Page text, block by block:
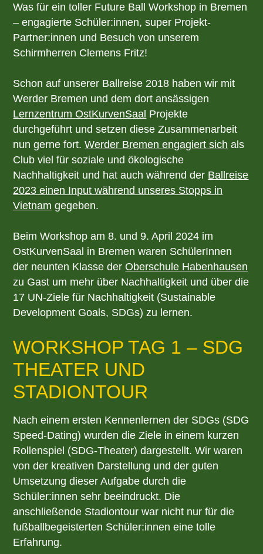
Was für ein toller Future Ball Workshop in Bremen
– engagierte Schüler:innen, super Projekt-
Partner:innen und Besuch von unserem
Schirmherren Clemens Fritz!
Schon auf unserer Ballreise 2018 haben wir mit
Werder Bremen und dem dort ansässigen
Lernzentrum OstKurvenSaal Projekte
durchgeführt und setzen diese Zusammenarbeit
nun gerne fort.Werder Bremen engagiert sich als
Club viel für soziale und ökologische
Nachhaltigkeit und hat auch während der Ballreise
2023 einen Input während unseres Stopps in
Vietnam gegeben.
Beim Workshop am 8. und 9. April 2024 im
OstKurvenSaal in Bremen waren SchülerInnen
der neunten Klasse der Oberschule Habenhausen
zu Gast um mehr über Nachhaltigkeit und über die
17 UN-Ziele für Nachhaltigkeit (Sustainable
Development Goals, SDGs) zu lernen.
WORKSHOP TAG 1 – SDG
THEATER UND
STADIONTOUR
Nach einem ersten Kennenlernen der SDGs (SDG
Speed-Dating) wurden die Ziele in einem kurzen
Rollenspiel (SDG-Theater) dargestellt. Wir waren
von der kreativen Darstellung und der guten
Umsetzung dieser Aufgabe durch die
Schüler:innen sehr beeindruckt. Die
anschließende Stadiontour war nicht nur für die
fußballbegeisterten Schüler:innen eine tolle
Erfahrung.